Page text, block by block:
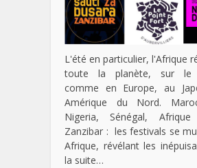
L'été en particulier, l'Afrique
toute la planète, sur le
comme en Europe, au
Amérique du Nord.
Nigeria, Sénégal,
Zanzibar : les festivals se
Afrique, révélant les
la suite…